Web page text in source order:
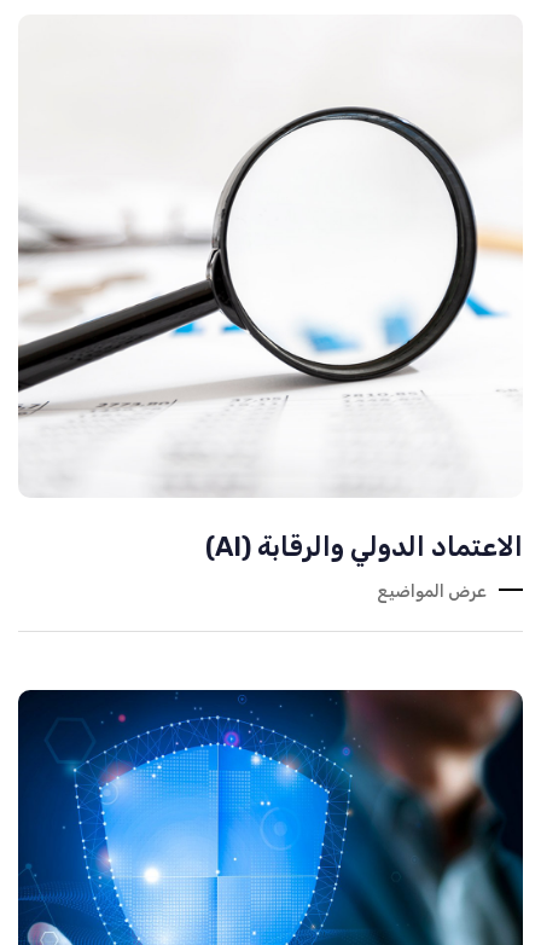
الاعتماد الدولي والرقابة (AI)
عرض المواضيع